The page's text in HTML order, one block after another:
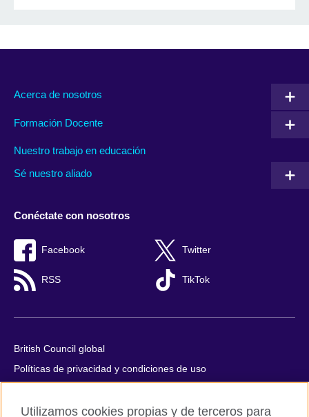
Acerca de nosotros
Formación Docente
Nuestro trabajo en educación
Sé nuestro aliado
Conéctate con nosotros
Facebook Twitter
RSS TikTok
British Council global
Políticas de privacidad y condiciones de uso
Cookies
Utilizamos cookies propias y de terceros para